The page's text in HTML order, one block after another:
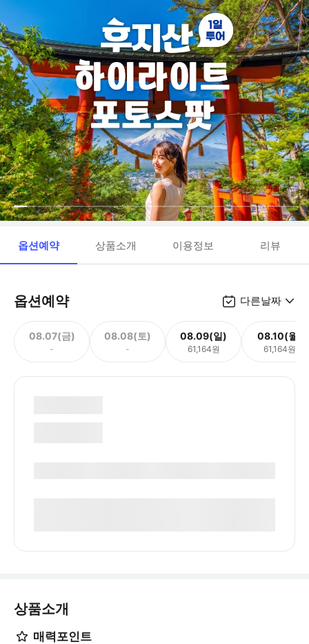
옵션예약 상품소개 이용정보 리뷰
옵션예약 다른날짜
08.07(금)
-
08.08(토)
-
08.09(일)
61,164원
08.10(월)
61,164원
상품소개
매력포인트